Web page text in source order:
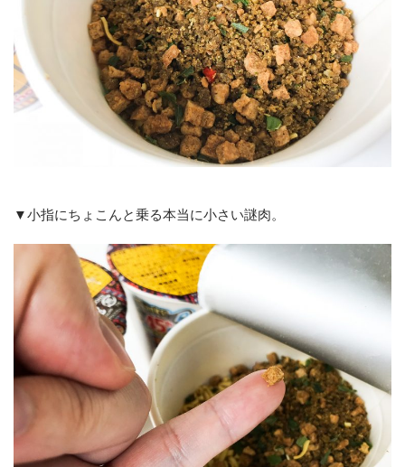
▼小指にちょこんと乗る本当に小さい謎肉。